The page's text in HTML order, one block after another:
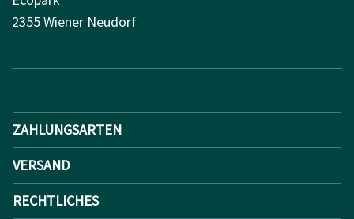
2355 Wiener Neudorf
ZAHLUNGSARTEN
VERSAND
RECHTLICHES